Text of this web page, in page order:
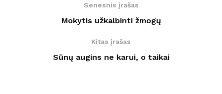
Senesnis įrašas
Mokytis užkalbinti žmogų
Kitas įrašas
Sūnų augins ne karui, o taikai